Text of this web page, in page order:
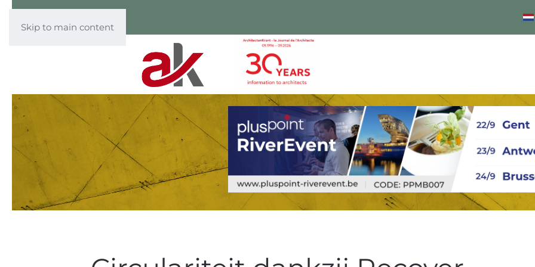
Skip to main content